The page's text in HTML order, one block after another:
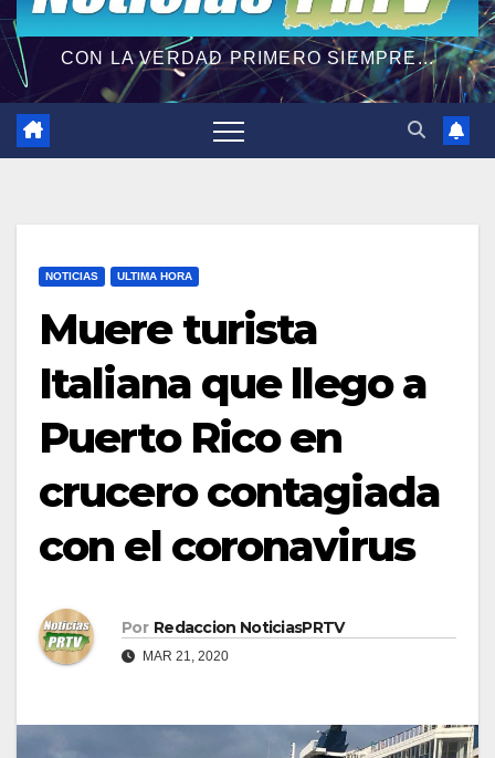
CON LA VERDAD PRIMERO SIEMPRE...
NOTICIAS ULTIMA HORA
Muere turista
Italiana que llego a
Puerto Rico en
crucero contagiada
con el coronavirus
Por Redaccion NoticiasPRTV
MAR 21, 2020